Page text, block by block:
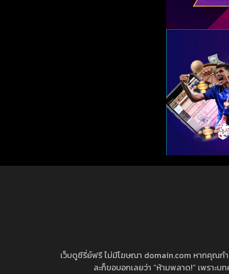
เว็บดูซีรี่ย์ฟรี ไม่มีโฆษณา domain.com หากคุณก
ละก็ขอบอกเลยว่า “ห้ามพลาด!” เพราะ